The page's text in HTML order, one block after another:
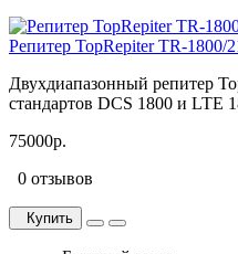
Репитер TopRepiter TR-1800/
Двухдиапазонный репитер
стандартов DCS 1800 и LTE
75000р.
0 отзывов
Купить